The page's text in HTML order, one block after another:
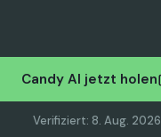
Candy AI jetzt holen
Verifiziert: 8. Aug. 2026